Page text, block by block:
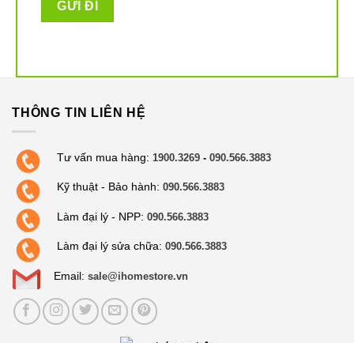
THÔNG TIN LIÊN HỆ
Tư vấn mua hàng: 1900.3269 -090.566.3883
Kỹ thuật - Bảo hành: 090.566.3883
Làm đại lý - NPP: 090.566.3883
Làm đại lý sửa chữa: 090.566.3883
Email: sale@ihomestore.vn